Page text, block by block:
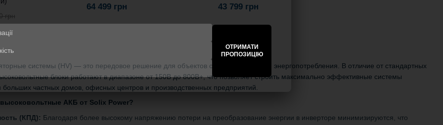
системы (HV) — это передовое решение для объектов с высоким уровнем энергопотребления. В отличие от стандартных
блоки работают в диапазоне от 150В до 800В+, что позволяет строить максимально эффективные системы
больших частных домов, офисных центров и производственных предприятий.
АКБ от Solix Power?
(КПД): Благодаря более высокому напряжению потери на преобразование энергии в инверторе минимизируются, что
64 499 грн 43 799 грн
ОТРИМАТИ
ПРОПОЗИЦІЮ